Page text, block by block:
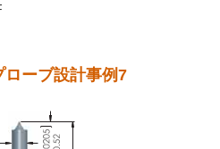
ーブ設計事例7